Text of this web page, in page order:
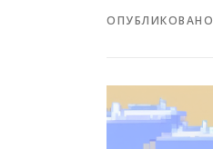
ОПУБЛИКОВАНО